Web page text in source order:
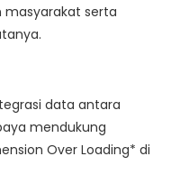
masyarakat serta
data antara
mendukung
Over Loading* di